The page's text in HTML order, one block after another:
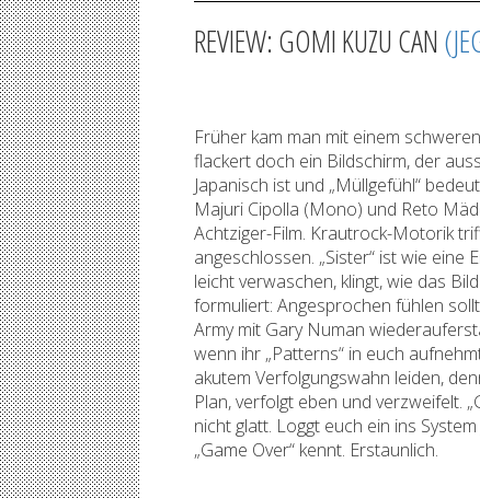
REVIEW: GOMI KUZU CAN
Früher kam man mit einem
flackert doch ein Bildschirm, der
Japanisch ist und „Müllgefühl“
Majuri Cipolla (Mono) und Reto
Achtziger-Film. Krautrock-Motorik
angeschlossen. „Sister“ ist wie
leicht verwaschen, klingt, wie das
formuliert: Angesprochen fühlen
Army mit Gary Numan
wenn ihr „Patterns“ in euch
akutem Verfolgungswahn leiden,
Plan, verfolgt eben und verzweifelt.
nicht glatt. Loggt euch ein ins
„Game Over“ kennt. Erstaunlich.